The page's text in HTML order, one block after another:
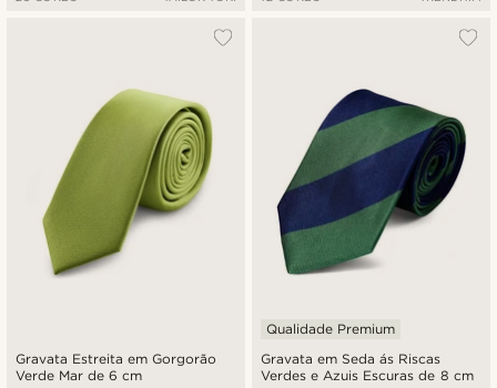
Gravata Estreita em Gorgorão
Verde Mar de 6 cm
Gravata em Seda ás Riscas
Verdes e Azuis Escuras de 8 cm
Qualidade Premium